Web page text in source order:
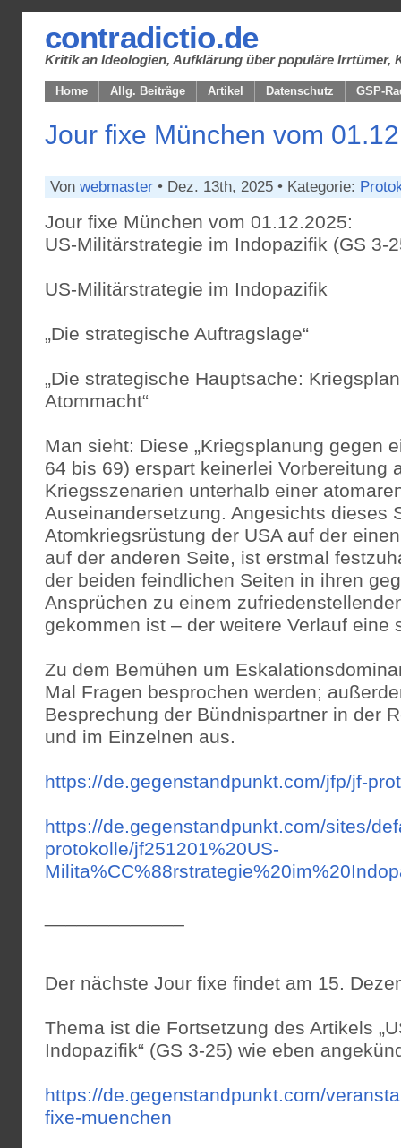
contradictio.de
Kritik an Ideologien, Aufklärung über populäre Irrtümer,
Home Allg. Beiträge Artikel Datenschutz GSP-
Jour fixe München vom
Von webmaster • Dez. 13th, 2025 • Kategorie:
Jour fixe München vom 01.12.2025:
US-Militärstrategie im Indopazifik (GS 3-
US-Militärstrategie im Indopazifik
„Die strategische Auftragslage“
„Die strategische Hauptsache:
Atommacht“
Man sieht: Diese „Kriegsplanung gegen
64 bis 69) erspart keinerlei Vorbereitung
Kriegsszenarien unterhalb einer
Auseinandersetzung. Angesichts dieses
Atomkriegsrüstung der USA auf der
auf der anderen Seite, ist erstmal
der beiden feindlichen Seiten in ihren
Ansprüchen zu einem
gekommen ist – der weitere Verlauf eine
Zu dem Bemühen um
Mal Fragen besprochen werden;
Besprechung der Bündnispartner in der
und im Einzelnen aus.
https://de.gegenstandpunkt.com/jfp/jf-
https://de.gegenstandpunkt.com/sites/
protokolle/jf251201%20US-
Der nächste Jour fixe findet am 15.
Thema ist die Fortsetzung des Artikels
Indopazifik“ (GS 3-25) wie eben
https://de.gegenstandpunkt.com/
fixe-muenchen